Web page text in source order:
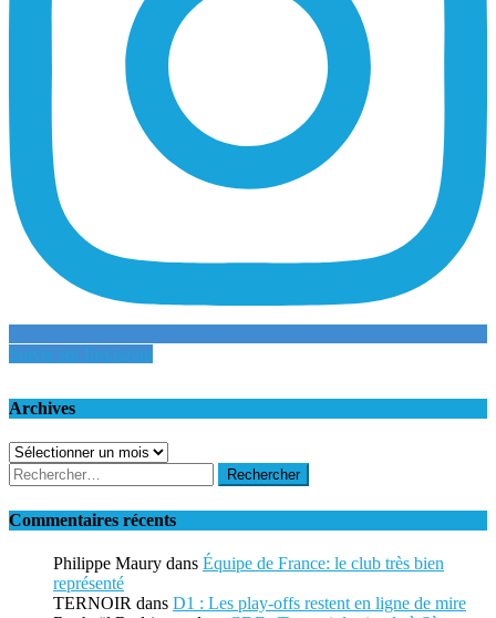
Suivre sur Instagram
Archives
Archives
Rechercher :
Commentaires récents
Philippe Maury dans Équipe de France: le club très bien
représenté
TERNOIR dans D1 : Les play-offs restent en ligne de mire